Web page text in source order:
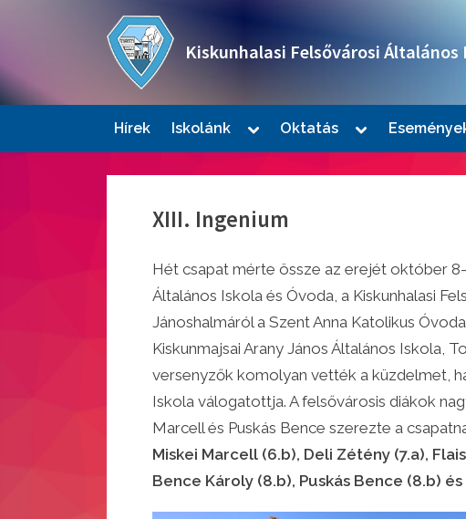
Kiskunhalasi Felsővárosi Általános
Hírek Iskolánk
Toggle
menu
Toggle
menu
Toggle
sub-
menu
Oktatás
Toggle
menu
XIII. Ingenium
Hét csapat mérte össze az erejét október
Általános Iskola és Óvoda, a Kiskunhalasi
Jánoshalmáról a Szent Anna Katolikus
Kiskunmajsai Arany János Általános Iskola,
versenyzők komolyan vették a küzdelmet,
Iskola válogatottja. A felsővárosis diákok
Marcell és Puskás Bence szerezte a
Miskei Marcell (6.b), Deli Zétény (7.a),
Bence Károly (8.b), Puskás Bence (8.b)